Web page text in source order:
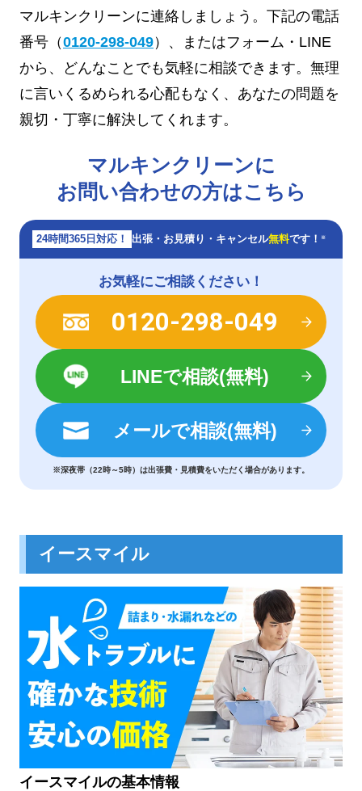
マルキンクリーンに連絡しましょう。下記の電話
番号（0120-298-049）、またはフォーム・LINE
から、どんなことでも気軽に相談できます。無理
に言いくるめられる心配もなく、あなたの問題を
親切・丁寧に解決してくれます。
マルキンクリーンに
お問い合わせの方はこちら
24時間365日対応！ 出張・お見積り・キャンセル無料です！ ※
お気軽にご相談ください！
0120-298-049
LINEで相談(無料)
メールで相談(無料)
※深夜帯（22時～5時）は出張費・見積費をいただく場合があります。
イースマイル
イースマイルの基本情報